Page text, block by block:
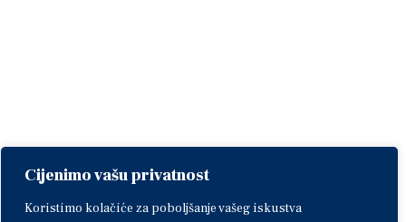
Cijenimo vašu privatnost
Koristimo kolačiće za poboljšanje vašeg iskustva